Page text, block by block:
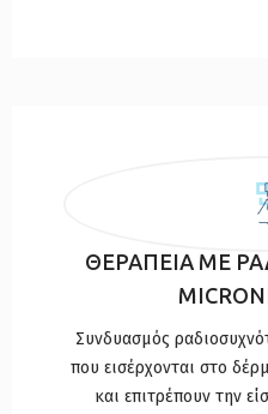
ΘΕΡΑΠΕΙΑ ΜΕ
Συνδυασμός
που εισέρχονται στο
και επιτρέπουν την